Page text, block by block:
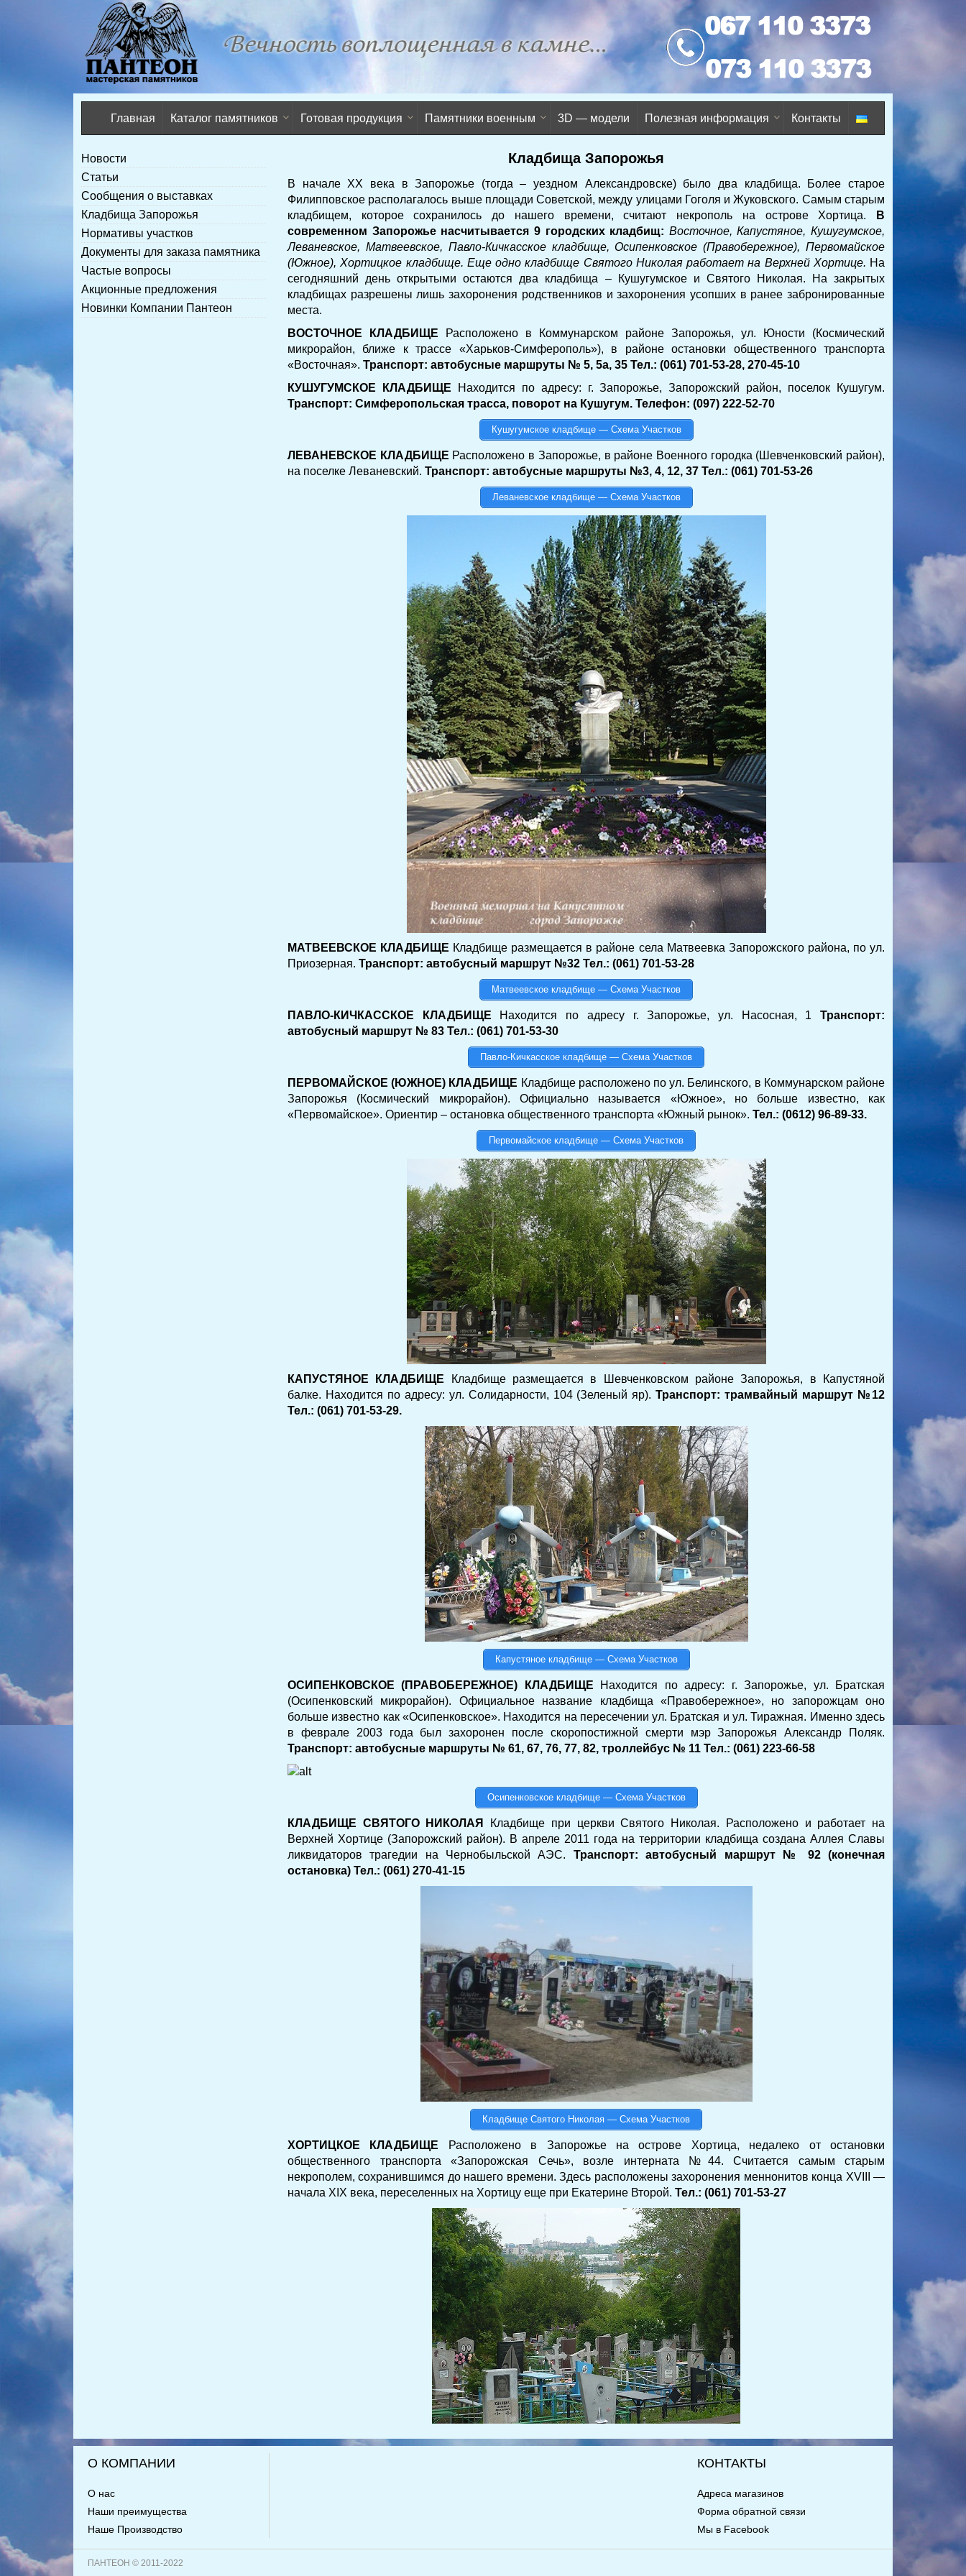
Главная Каталог памятников Готовая продукция Памятники военным 3D — модели Полезная информация Контакты
Кладбища Запорожья
В начале ХХ века в Запорожье (тогда – уездном Александровске) было два кладбища. Более старое
Филипповское располагалось выше площади Советской, между улицами Гоголя и Жуковского. Самым старым
кладбищем, которое сохранилось до нашего времени, считают некрополь на острове Хортица.
В
современном Запорожье насчитывается 9 городских кладбищ: Восточное, Капустяное, Кушугумское,
Леваневское, Матвеевское, Павло-Кичкасское кладбище, Осипенковское (Правобережное), Первомайское
(Южное), Хортицкое кладбище. Еще одно кладбище Святого Николая работает на Верхней Хортице. На
сегодняшний день открытыми остаются два кладбища – Кушугумское и Святого Николая. На закрытых
кладбищах разрешены лишь захоронения родственников и захоронения усопших в ранее забронированные
места.
ВОСТОЧНОЕ КЛАДБИЩЕ Расположено в Коммунарском районе Запорожья, ул. Юности (Космический
микрорайон, ближе к трассе «Харьков-Симферополь»), в районе остановки общественного транспорта
«Восточная». Транспорт: автобусные маршруты № 5, 5а, 35 Тел.: (061) 701-53-28, 270-45-10
КУШУГУМСКОЕ КЛАДБИЩЕ
Находится по адресу: г. Запорожье, Запорожский район, поселок Кушугум.
Транспорт: Симферопольская трасса, поворот на Кушугум. Телефон: (097) 222-52-70
Кушугумское кладбище — Схема Участков
ЛЕВАНЕВСКОЕ КЛАДБИЩЕ Расположено в Запорожье, в районе Военного городка (Шевченковский район),
на поселке Леваневский. Транспорт: автобусные маршруты №3, 4, 12, 37 Тел.: (061) 701-53-26
Леваневское кладбище — Схема Участков
МАТВЕЕВСКОЕ КЛАДБИЩЕ Кладбище размещается в районе села Матвеевка Запорожского района, по ул.
Приозерная. Транспорт: автобусный маршрут №32 Тел.: (061) 701-53-28
Матвеевское кладбище — Схема Участков
ПАВЛО-КИЧКАССКОЕ КЛАДБИЩЕ Находится по адресу г. Запорожье, ул. Насосная, 1Транспорт:
автобусный маршрут № 83 Тел.: (061) 701-53-30
Павло-Кичкасское кладбище — Схема Участков
ПЕРВОМАЙСКОЕ (ЮЖНОЕ) КЛАДБИЩЕ Кладбище расположено по ул. Белинского, в Коммунарском районе
Запорожья (Космический микрорайон). Официально называется «Южное», но больше известно, как
«Первомайское». Ориентир – остановка общественного транспорта «Южный рынок». Тел.: (0612) 96-89-33.
Первомайское кладбище — Схема Участков
КАПУСТЯНОЕ КЛАДБИЩЕ
Кладбище размещается в Шевченковском районе Запорожья, в Капустяной
балке. Находится по адресу: ул. Солидарности, 104 (Зеленый яр).Транспорт: трамвайный маршрут №12
Тел.: (061) 701-53-29.
Капустяное кладбище — Схема Участков
ОСИПЕНКОВСКОЕ (ПРАВОБЕРЕЖНОЕ) КЛАДБИЩЕ Находится по адресу: г. Запорожье, ул. Братская
(Осипенковский микрорайон). Официальное название кладбища «Правобережное», но запорожцам оно
больше известно как «Осипенковское». Находится на пересечении ул. Братская и ул. Тиражная. Именно здесь
в феврале 2003 года был захоронен после скоропостижной смерти мэр Запорожья Александр Поляк.
Транспорт: автобусные маршруты № 61, 67, 76, 77, 82, троллейбус № 11 Тел.: (061) 223-66-58
Осипенковское кладбище — Схема Участков
КЛАДБИЩЕ СВЯТОГО НИКОЛАЯ
Кладбище при церкви Святого Николая. Расположено и работает на
Верхней Хортице (Запорожский район). В апреле 2011 года на территории кладбища создана Аллея Славы
ликвидаторов трагедии на Чернобыльской АЭС. Транспорт: автобусный маршрут № 92 (конечная
остановка) Тел.: (061) 270-41-15
Кладбище Святого Николая — Схема Участков
ХОРТИЦКОЕ КЛАДБИЩЕ Расположено в Запорожье на острове Хортица, недалеко от остановки
общественного транспорта «Запорожская Сечь», возле интерната №44. Считается самым старым
некрополем, сохранившимся до нашего времени. Здесь расположены захоронения меннонитов конца ХVIII —
начала XIX века, переселенных на Хортицу еще при Екатерине Второй. Тел.: (061) 701-53-27
Новости
Статьи
Сообщения о выставках
Кладбища Запорожья
Нормативы участков
Документы для заказа памятника
Частые вопросы
Акционные предложения
Новинки Компании Пантеон
О КОМПАНИИ
О нас
Наши преимущества
Наше Производство
КОНТАКТЫ
Адреса магазинов
Форма обратной связи
Мы в Facebook
ПАНТЕОН © 2011-2022